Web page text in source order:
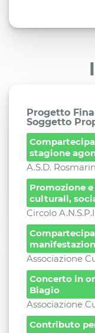
Progetto
Soggetto
stagione
A.S.D.
Promozione
culturali,
Circolo
Associazione
Concerto in
Biagio
Associazione
Contributo